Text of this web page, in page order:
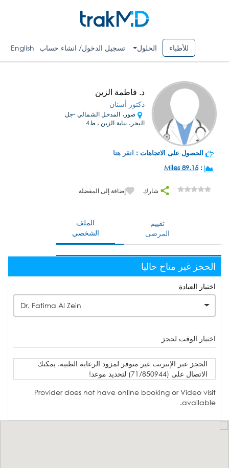
للأطباء الحلول تسجيل الدخول/ انشاء حساب English
د. فاطمة الزين
دكتور أسنان
صور، المدخل الشمالي -جل
البحر، بناية الزين ، ط4
الحصول على الاتجاهات : انقر هنا
:
89.15 Miles
شارك إضافة إلى المفضلة
الملف
الشخصي
تقييم
المرضى
الحجز غير متاح حاليا
اختيار العيادة
Dr. Fatima Al Zein
اختيار الوقت لحجز
الحجز عبر الإنترنت غير متوفر لمزود الرعاية الطبية. يمكنك
الاتصال على (71/850944) لتحديد موعد!
Provider does not have online booking or Video visit
available.